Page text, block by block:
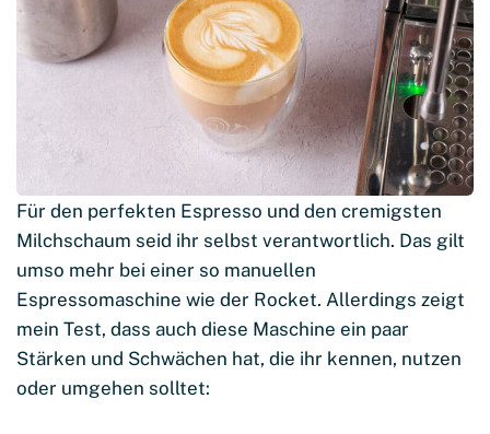
Für den perfekten Espresso und den cremigsten
Milchschaum seid ihr selbst verantwortlich. Das gilt
umso mehr bei einer so manuellen
Espressomaschine wie der Rocket. Allerdings zeigt
mein Test, dass auch diese Maschine ein paar
Stärken und Schwächen hat, die ihr kennen, nutzen
oder umgehen solltet: